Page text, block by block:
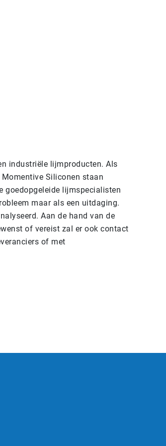
industriële lijmproducten. Als
Momentive Siliconen staan
goedopgeleide lijmspecialisten
maar als een uitdaging.
Aan de hand van de
of vereist zal er ook contact
of met